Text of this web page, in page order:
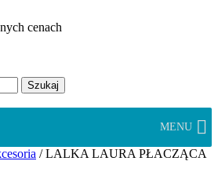
cenach
MENU
/ LALKA LAURA PŁACZĄCA